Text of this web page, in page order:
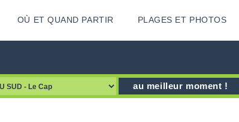
OÙ ET QUAND PARTIR PLAGES ET PHOTOS
au meilleur moment !